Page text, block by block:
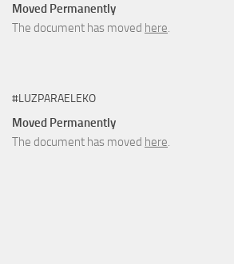
Moved Permanently
The document has moved here.
#LUZPARAELEKO
Moved Permanently
The document has moved here.